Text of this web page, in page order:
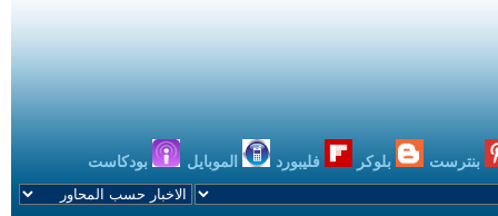
بنترست بلوكر فليبورد الموبايل بودكاست